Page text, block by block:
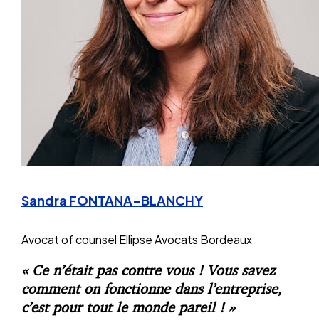
Sandra FONTANA-BLANCHY
Avocat of counsel Ellipse Avocats Bordeaux
« Ce n’était pas contre vous ! Vous savez
comment on fonctionne dans l’entreprise,
c’est pour tout le monde pareil ! »